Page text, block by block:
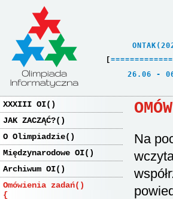
[ =============
26.06
XXXIII OI
JAK ZACZĄĆ?
O Olimpiadzie
Międzynarodowe OI
Archiwum OI
Omówienia zadań
Na